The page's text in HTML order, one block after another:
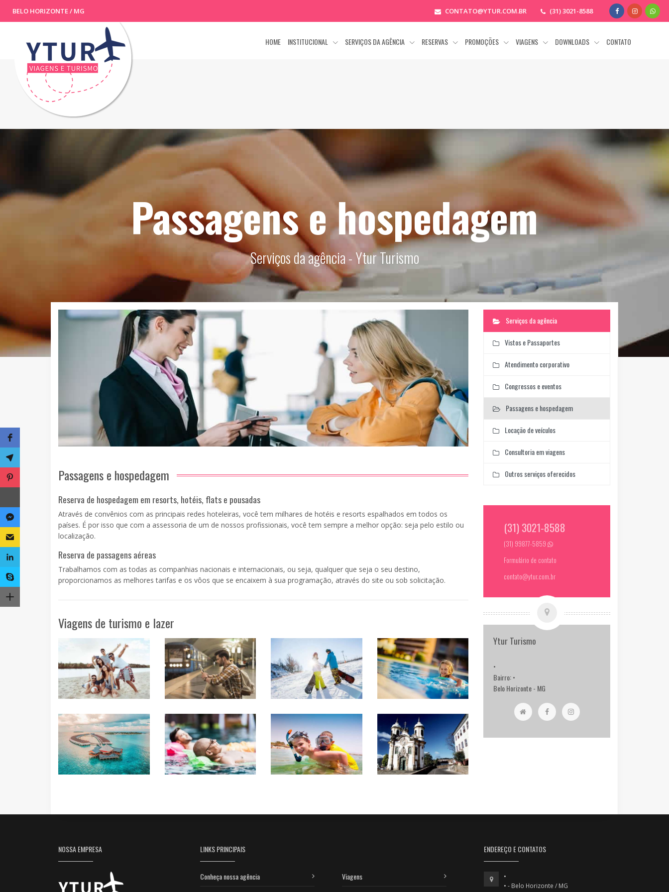
BELO HORIZONTE / MG CONTATO@YTUR.COM.BR (31) 3021-8588
HOME INSTITUCIONAL SERVIÇOS DA AGÊNCIA RESERVAS PROMOÇÕES VIAGENS DOWNLOADS CONTATO
Passagens e hospedagem
Serviços da agência - Ytur Turismo
Passagens e hospedagem
Reserva de hospedagem em resorts, hotéis, flats e pousadas
Através de convênios com as principais redes hoteleiras, você tem milhares de hotéis e resorts espalhados em todos os
países. É por isso que com a assessoria de um de nossos profissionais, você tem sempre a melhor opção: seja pelo estilo ou
localização.
Reserva de passagens aéreas
Trabalhamos com as todas as companhias nacionais e internacionais, ou seja, qualquer que seja o seu destino,
proporcionamos as melhores tarifas e os vôos que se encaixem à sua programação, através do site ou sob solicitação.
Viagens de turismo e lazer
Serviços da agência
Vistos e Passaportes
Atendimento corporativo
Congressos e eventos
Passagens e hospedagem
Locação de veículos
Consultoria em viagens
Outros serviços oferecidos
(31) 3021-8588
(31) 99877-5859
Formulário de contato
contato@ytur.com.br
Ytur Turismo
•
Bairro: •
Belo Horizonte - MG
NOSSA EMPRESA LINKS PRINCIPAIS
Conheça nossa agência
Viagens
ENDEREÇO E CONTATOS
•
• - Belo Horizonte / MG